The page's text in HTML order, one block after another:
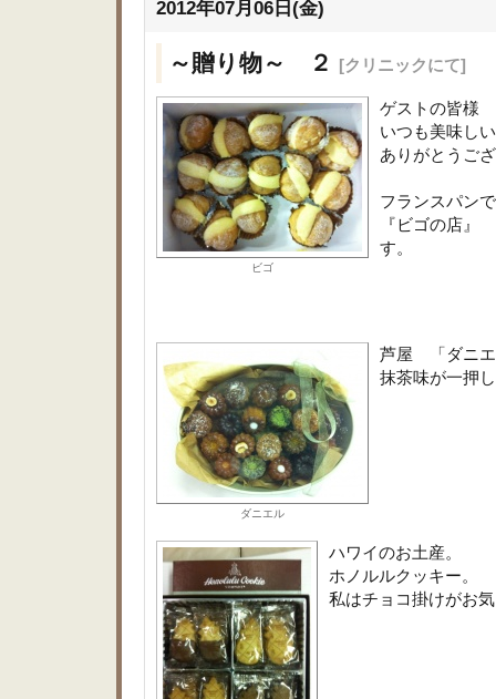
2012年07月06日(金)
～贈り物～ ２ [クリニックにて]
ビゴ
ゲストの皆様
いつも美味し
ありがとうご
フランスパン
『ビゴの店
す。
ダニエル
芦屋 「ダニ
抹茶味が一押
ハワイのお土産。
ホノルルクッキー。
私はチョコ掛けがお